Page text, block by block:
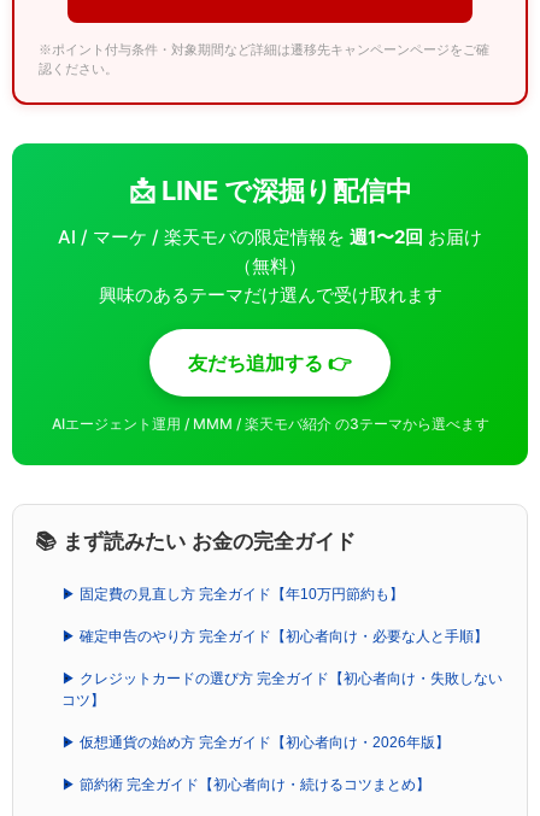
※ポイント付与条件・対象期間など詳細は遷移先キャンペーンページをご確
認ください。
📩 LINE で深掘り配信中
AI / マーケ / 楽天モバの限定情報を 週1〜2回 お届け
（無料）
興味のあるテーマだけ選んで受け取れます
友だち追加する 👉
AIエージェント運用 / MMM / 楽天モバ紹介 の3テーマから選べます
📚 まず読みたい お金の完全ガイド
▶ 固定費の見直し方 完全ガイド【年10万円節約も】
▶ 確定申告のやり方 完全ガイド【初心者向け・必要な人と手順】
▶ クレジットカードの選び方 完全ガイド【初心者向け・失敗しない
コツ】
▶ 仮想通貨の始め方 完全ガイド【初心者向け・2026年版】
▶ 節約術 完全ガイド【初心者向け・続けるコツまとめ】